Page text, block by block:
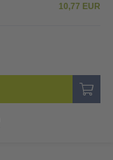
10,77 EUR